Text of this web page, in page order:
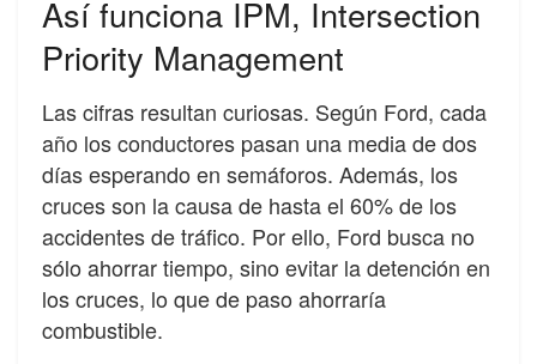
Así funciona IPM, Intersection
Priority Management
Las cifras resultan curiosas. Según Ford, cada
año los conductores pasan una media de dos
días esperando en semáforos. Además, los
cruces son la causa de hasta el 60% de los
accidentes de tráfico. Por ello, Ford busca no
sólo ahorrar tiempo, sino evitar la detención en
los cruces, lo que de paso ahorraría
combustible.